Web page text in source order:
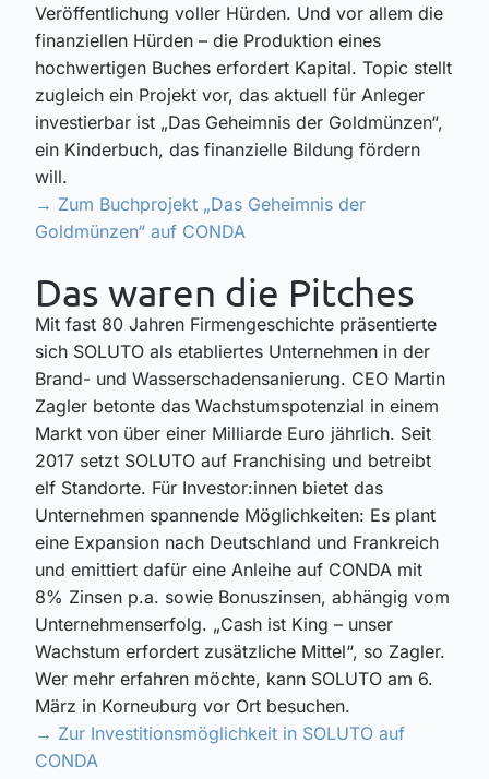
Veröffentlichung voller Hürden. Und vor allem die
finanziellen Hürden – die Produktion eines
hochwertigen Buches erfordert Kapital. Topic stellt
zugleich ein Projekt vor, das aktuell für Anleger
investierbar ist „Das Geheimnis der Goldmünzen“,
ein Kinderbuch, das finanzielle Bildung fördern
will.
→ Zum Buchprojekt „Das Geheimnis der
Goldmünzen“ auf CONDA
Das waren die Pitches
Mit fast 80 Jahren Firmengeschichte präsentierte
sich SOLUTO als etabliertes Unternehmen in der
Brand- und Wasserschadensanierung. CEO Martin
Zagler betonte das Wachstumspotenzial in einem
Markt von über einer Milliarde Euro jährlich. Seit
2017 setzt SOLUTO auf Franchising und betreibt
elf Standorte. Für Investor:innen bietet das
Unternehmen spannende Möglichkeiten: Es plant
eine Expansion nach Deutschland und Frankreich
und emittiert dafür eine Anleihe auf CONDA mit
8% Zinsen p.a. sowie Bonuszinsen, abhängig vom
Unternehmenserfolg. „Cash ist King – unser
Wachstum erfordert zusätzliche Mittel“, so Zagler.
Wer mehr erfahren möchte, kann SOLUTO am 6.
März in Korneuburg vor Ort besuchen.
→ Zur Investitionsmöglichkeit in SOLUTO auf
CONDA